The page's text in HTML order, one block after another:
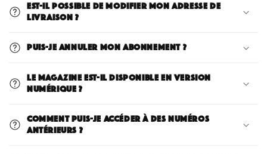
Est-il possible de modifier mon adresse de
livraison ?
Puis-je annuler mon abonnement ?
Le magazine est-il disponible en version
numérique ?
Comment puis-je accéder à des numéros
antérieurs ?